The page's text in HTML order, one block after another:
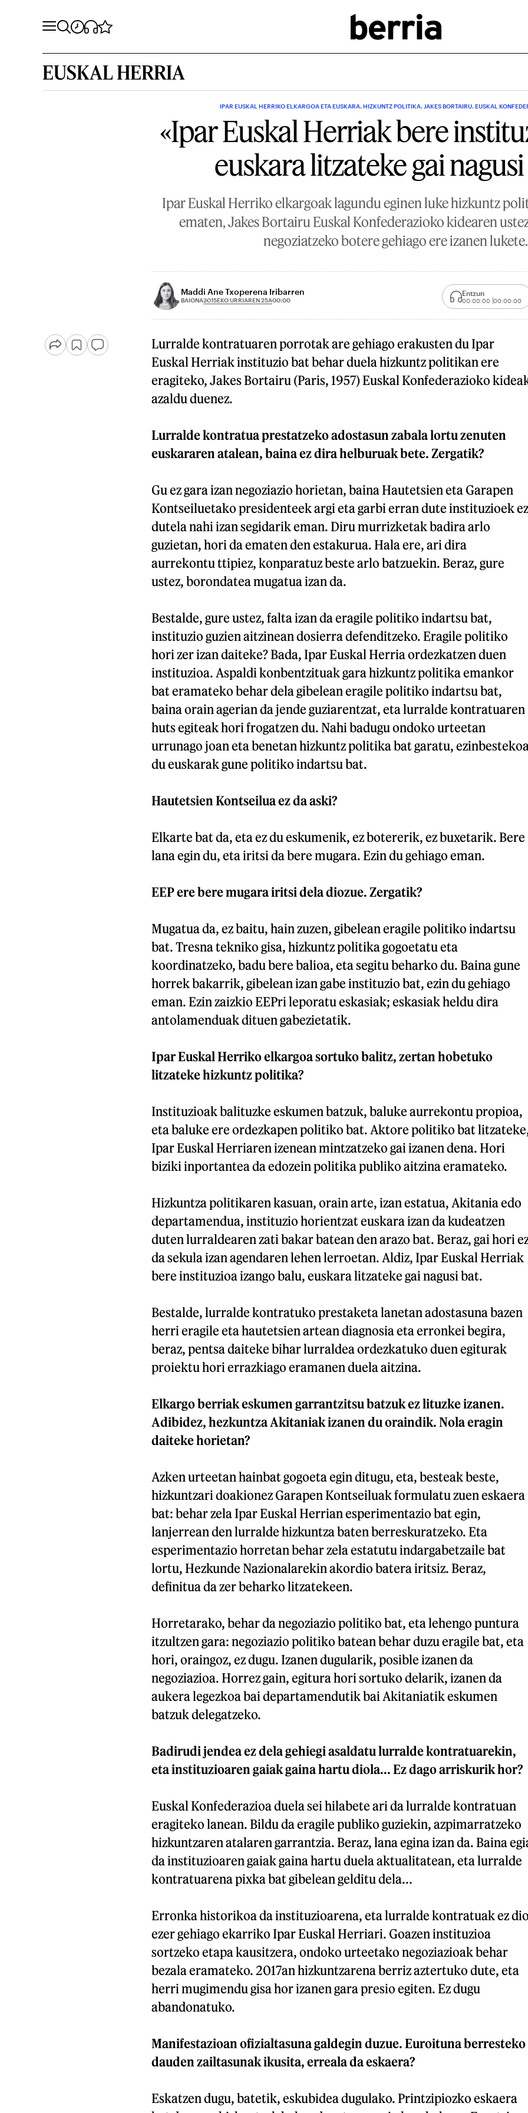
EUSKAL HERRIA
IPAR EUSKAL HERRIKO ELKARGOA ETA EUSKARA. HIZKUNTZ POLITIKA. JAKES BORTAIRU. EUSKAL
«Ipar Euskal Herriak bere
euskara litzateke gai
Ipar Euskal Herriko elkargoak lagundu eginen luke hizkuntz
ematen, Jakes Bortairu Euskal Konfederazioko kidearen
negoziatzeko botere gehiago ere izanen lukete.
Maddi Ane Txoperena Iribarren
BAIONA2015EKO URRIAREN 25A00:00
Entzun
00:00:00 00:00:00
Lurralde kontratuaren porrotak are gehiago erakusten du Ipar
Euskal Herriak instituzio bat behar duela hizkuntz politikan ere
eragiteko, Jakes Bortairu (Paris, 1957) Euskal Konfederazioko
azaldu duenez.
Lurralde kontratua prestatzeko adostasun zabala lortu zenuten
euskararen atalean, baina ez dira helburuak bete. Zergatik?
Gu ez gara izan negoziazio horietan, baina Hautetsien eta Garapen
Kontseiluetako presidenteek argi eta garbi erran dute instituzioek ez
dutela nahi izan segidarik eman. Diru murrizketak badira arlo
guzietan, hori da ematen den estakurua. Hala ere, ari dira
aurrekontu ttipiez, konparatuz beste arlo batzuekin. Beraz, gure
ustez, borondatea mugatua izan da.
Bestalde, gure ustez, falta izan da eragile politiko indartsu bat,
instituzio guzien aitzinean dosierra defenditzeko. Eragile politiko
hori zer izan daiteke? Bada, Ipar Euskal Herria ordezkatzen duen
instituzioa. Aspaldi konbentzituak gara hizkuntz politika emankor
bat eramateko behar dela gibelean eragile politiko indartsu bat,
baina orain agerian da jende guziarentzat, eta lurralde kontratuaren
huts egiteak hori frogatzen du. Nahi badugu ondoko urteetan
urrunago joan eta benetan hizkuntz politika bat garatu,
du euskarak gune politiko indartsu bat.
Hautetsien Kontseilua ez da aski?
Elkarte bat da, eta ez du eskumenik, ez botererik, ez buxetarik. Bere
lana egin du, eta iritsi da bere mugara. Ezin du gehiago eman.
EEP ere bere mugara iritsi dela diozue. Zergatik?
Mugatua da, ez baitu, hain zuzen, gibelean eragile politiko indartsu
bat. Tresna tekniko gisa, hizkuntz politika gogoetatu eta
koordinatzeko, badu bere balioa, eta segitu beharko du. Baina gune
horrek bakarrik, gibelean izan gabe instituzio bat, ezin du gehiago
eman. Ezin zaizkio EEPri leporatu eskasiak; eskasiak heldu dira
antolamenduak dituen gabezietatik.
Ipar Euskal Herriko elkargoa sortuko balitz, zertan hobetuko
litzateke hizkuntz politika?
Instituzioak balituzke eskumen batzuk, baluke aurrekontu propioa,
eta baluke ere ordezkapen politiko bat. Aktore politiko bat
Ipar Euskal Herriaren izenean mintzatzeko gai izanen dena. Hori
biziki inportantea da edozein politika publiko aitzina eramateko.
Hizkuntza politikaren kasuan, orain arte, izan estatua, Akitania edo
departamendua, instituzio horientzat euskara izan da kudeatzen
duten lurraldearen zati bakar batean den arazo bat. Beraz, gai hori
da sekula izan agendaren lehen lerroetan. Aldiz, Ipar Euskal Herriak
bere instituzioa izango balu, euskara litzateke gai nagusi bat.
Bestalde, lurralde kontratuko prestaketa lanetan adostasuna bazen
herri eragile eta hautetsien artean diagnosia eta erronkei begira,
beraz, pentsa daiteke bihar lurraldea ordezkatuko duen egiturak
proiektu hori errazkiago eramanen duela aitzina.
Elkargo berriak eskumen garrantzitsu batzuk ez lituzke izanen.
Adibidez, hezkuntza Akitaniak izanen du oraindik. Nola eragin
daiteke horietan?
Azken urteetan hainbat gogoeta egin ditugu, eta, besteak beste,
hizkuntzari doakionez Garapen Kontseiluak formulatu zuen eskaera
bat: behar zela Ipar Euskal Herrian esperimentazio bat egin,
lanjerrean den lurralde hizkuntza baten berreskuratzeko. Eta
esperimentazio horretan behar zela estatutu indargabetzaile bat
lortu, Hezkunde Nazionalarekin akordio batera iritsiz. Beraz,
definitua da zer beharko litzatekeen.
Horretarako, behar da negoziazio politiko bat, eta lehengo puntura
itzultzen gara: negoziazio politiko batean behar duzu eragile bat, eta
hori, oraingoz, ez dugu. Izanen dugularik, posible izanen da
negoziazioa. Horrez gain, egitura hori sortuko delarik, izanen da
aukera legezkoa bai departamendutik bai Akitaniatik eskumen
batzuk delegatzeko.
Badirudi jendea ez dela gehiegi asaldatu lurralde kontratuarekin,
eta instituzioaren gaiak gaina hartu diola... Ez dago arriskurik hor?
Euskal Konfederazioa duela sei hilabete ari da lurralde kontratuan
eragiteko lanean. Bildu da eragile publiko guziekin, azpimarratzeko
hizkuntzaren atalaren garrantzia. Beraz, lana egina izan da. Baina
da instituzioaren gaiak gaina hartu duela aktualitatean, eta lurralde
kontratuarena pixka bat gibelean gelditu dela...
Erronka historikoa da instituzioarena, eta lurralde kontratuak ez
ezer gehiago ekarriko Ipar Euskal Herriari. Goazen instituzioa
sortzeko etapa kausitzera, ondoko urteetako negoziazioak behar
bezala eramateko. 2017an hizkuntzarena berriz aztertuko dute, eta
herri mugimendu gisa hor izanen gara presio egiten. Ez dugu
abandonatuko.
Manifestazioan ofizialtasuna galdegin duzue. Euroituna berresteko
dauden zailtasunak ikusita, erreala da eskaera?
Eskatzen dugu, batetik, eskubidea dugulako. Printzipiozko eskaera